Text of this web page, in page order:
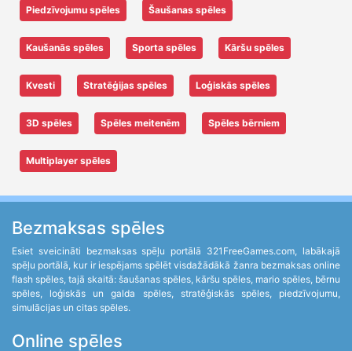
Piedzīvojumu spēles Šaušanas spēles
Kaušanās spēles Sporta spēles Kāršu spēles
Kvesti Stratēģijas spēles Loģiskās spēles
3D spēles Spēles meitenēm Spēles bērniem
Multiplayer spēles
Bezmaksas spēles
Esiet sveicināti bezmaksas spēļu portālā 321FreeGames.com, labākajā
spēļu portālā, kur ir iespējams spēlēt visdažādākā žanra bezmaksas online
flash spēles, tajā skaitā: šaušanas spēles, kāršu spēles, mario spēles, bērnu
spēles, loģiskās un galda spēles, stratēģiskās spēles, piedzīvojumu,
simulācijas un citas spēles.
Online spēles